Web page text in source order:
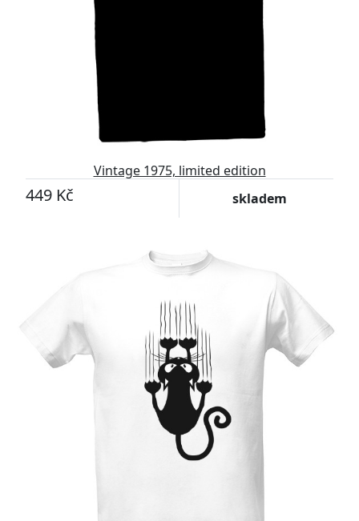
Vintage 1975, limited edition
449 Kč skladem